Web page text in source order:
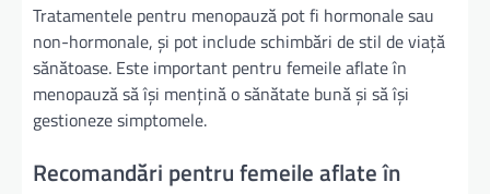
Tratamentele pentru menopauză pot fi hormonale sau
non-hormonale, și pot include schimbări de stil de viață
sănătoase. Este important pentru femeile aflate în
menopauză să își mențină o sănătate bună și să își
gestioneze simptomele.
Recomandări pentru femeile aflate în